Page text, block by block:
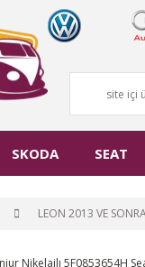
SKODA SEAT
LEON 2013 VE